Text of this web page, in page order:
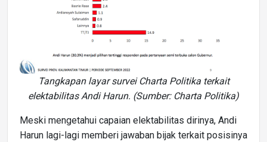
Tangkapan layar survei Charta Politika terkait
elektabilitas Andi Harun. (Sumber: Charta Politika)
Meski mengetahui capaian elektabilitas dirinya, Andi
Harun lagi-lagi memberi jawaban bijak terkait posisinya